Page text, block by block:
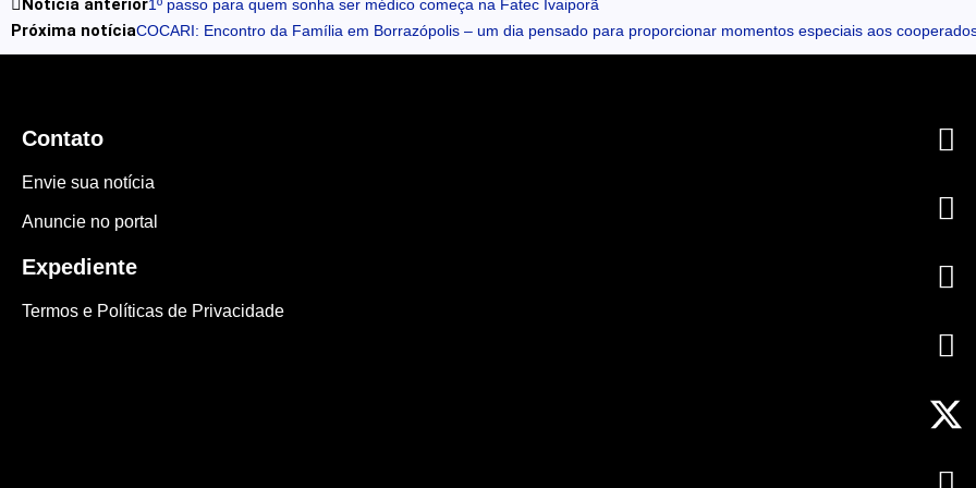
1º passo para quem sonha ser médico começa na Fatec Ivaiporã
Próxima notíciaCOCARI: Encontro da Família em Borrazópolis – um dia pensado para proporcionar momentos especiais aos
Contato
Envie sua notícia
Anuncie no portal
Expediente
Termos e Políticas de Privacidade